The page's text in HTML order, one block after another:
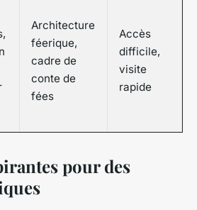
Architecture
féerique,
cadre de
conte de
fées
Accès
difficile,
visite
rapide
pour des